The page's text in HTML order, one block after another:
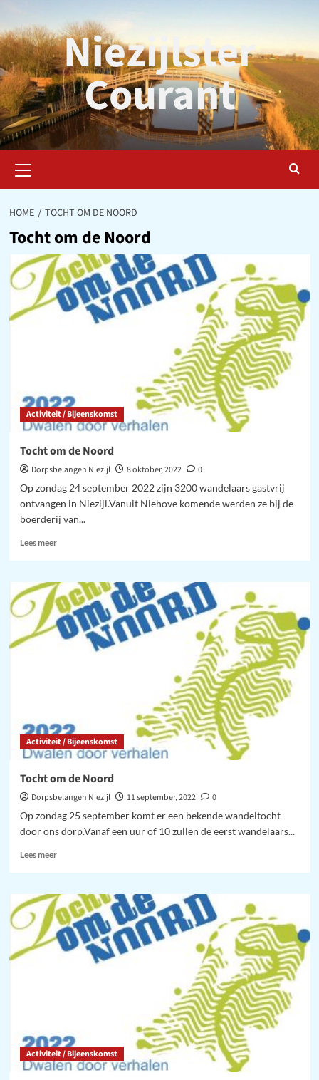
naar
de
inhoud
Niezijlster
Courant
menu
HOME TOCHT OM DE NOORD
Tocht om de Noord
Activiteit / Bijeenskomst
Tocht om de Noord
Dorpsbelangen Niezijl 8 oktober, 2022
0
Op zondag 24 september 2022 zijn 3200 wandelaars gastvrij
ontvangen in Niezijl.Vanuit Niehove komende werden ze bij de
boerderij van...
Lees meerLees
Tocht
om
de
Noord
Activiteit / Bijeenskomst
Tocht om de Noord
Dorpsbelangen Niezijl 11 september, 2022
0
Op zondag 25 september komt er een bekende wandeltocht
door ons dorp.Vanaf een uur of 10 zullen de eerst wandelaars...
Lees meerLees
Tocht
om
de
Noord
Activiteit / Bijeenskomst